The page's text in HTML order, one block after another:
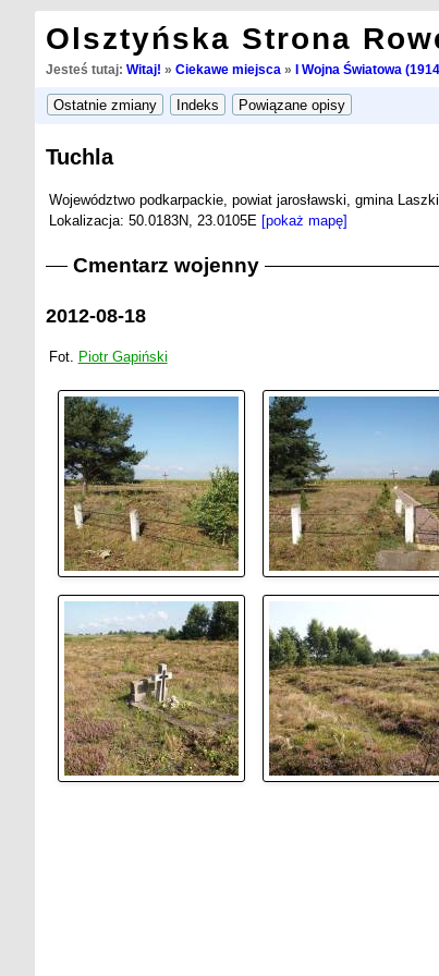
Olsztyńska Strona
Jesteś tutaj: Witaj! » Ciekawe miejsca » I Wojna Światowa
Tuchla
Województwo podkarpackie, powiat jarosławski, gmina Laszki.
Lokalizacja: 50.0183N, 23.0105E [pokaż mapę]
Cmentarz wojenny
2012-08-18
Fot. Piotr Gapiński